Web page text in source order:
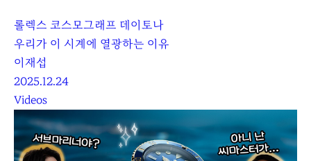
롤렉스 코스모그래프 데이토나
우리가 이 시계에 열광하는 이유
이재섭
2025.12.24
Videos